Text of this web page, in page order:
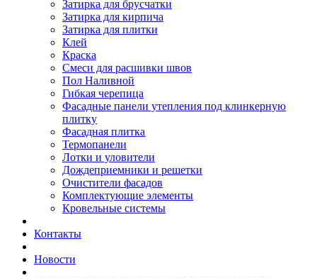
Затирка для брусчатки
Затирка для кирпича
Затирка для плитки
Клей
Краска
Смеси для расшивки швов
Пол Наливной
Гибкая черепица
Фасадные панели утепления под клинкерную
плитку
Фасадная плитка
Термопанели
Лотки и уловители
Дождеприемники и решетки
Очистители фасадов
Комплектующие элементы
Кровельные системы
Контакты
Новости